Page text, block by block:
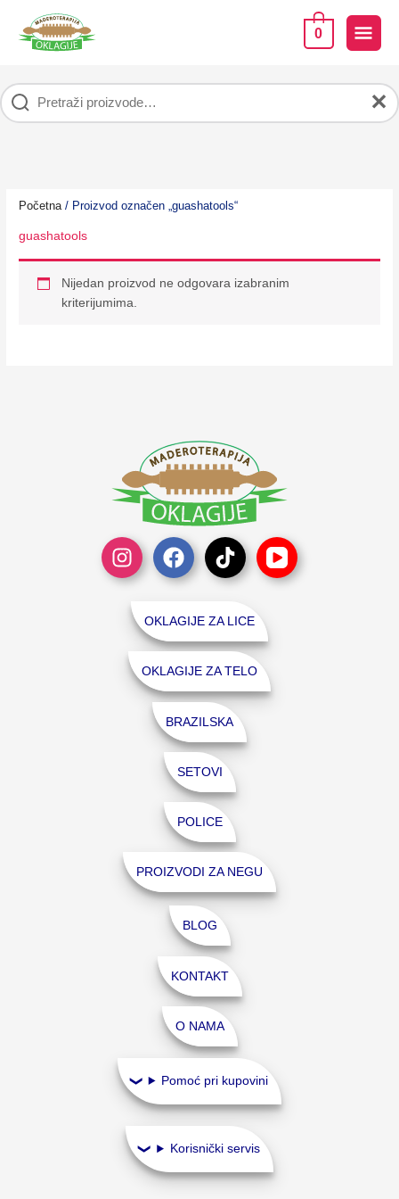
sadržaj
0
✕
Početna / Proizvod označen „guashatools“
guashatools
Nijedan proizvod ne odgovara izabranim
kriterijumima.
OKLAGIJE ZA LICE
OKLAGIJE ZA TELO
BRAZILSKA
SETOVI
POLICE
PROIZVODI ZA NEGU
BLOG
KONTAKT
O NAMA
Pomoć pri kupovini
Korisnički servis